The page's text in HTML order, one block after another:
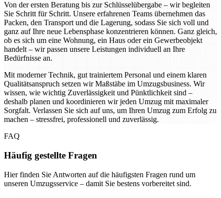
Von der ersten Beratung bis zur Schlüsselübergabe – wir begleiten
Sie Schritt für Schritt. Unsere erfahrenen Teams übernehmen das
Packen, den Transport und die Lagerung, sodass Sie sich voll und
ganz auf Ihre neue Lebensphase konzentrieren können. Ganz gleich,
ob es sich um eine Wohnung, ein Haus oder ein Gewerbeobjekt
handelt – wir passen unsere Leistungen individuell an Ihre
Bedürfnisse an.
Mit moderner Technik, gut trainiertem Personal und einem klaren
Qualitätsanspruch setzen wir Maßstäbe im Umzugsbusiness. Wir
wissen, wie wichtig Zuverlässigkeit und Pünktlichkeit sind –
deshalb planen und koordinieren wir jeden Umzug mit maximaler
Sorgfalt. Verlassen Sie sich auf uns, um Ihren Umzug zum Erfolg zu
machen – stressfrei, professionell und zuverlässig.
FAQ
Häufig gestellte Fragen
Hier finden Sie Antworten auf die häufigsten Fragen rund um
unseren Umzugsservice – damit Sie bestens vorbereitet sind.